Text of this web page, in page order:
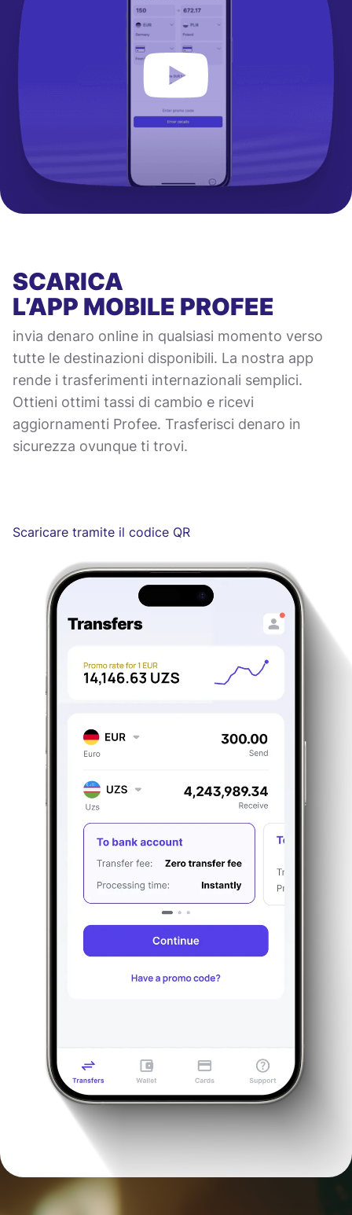
SCARICA
L’APP MOBILE PROFEE
invia denaro online in qualsiasi momento verso
tutte le destinazioni disponibili. La nostra app
rende i trasferimenti internazionali semplici.
Ottieni ottimi tassi di cambio e ricevi
aggiornamenti Profee. Trasferisci denaro in
sicurezza ovunque ti trovi.
Scaricare tramite il codice QR